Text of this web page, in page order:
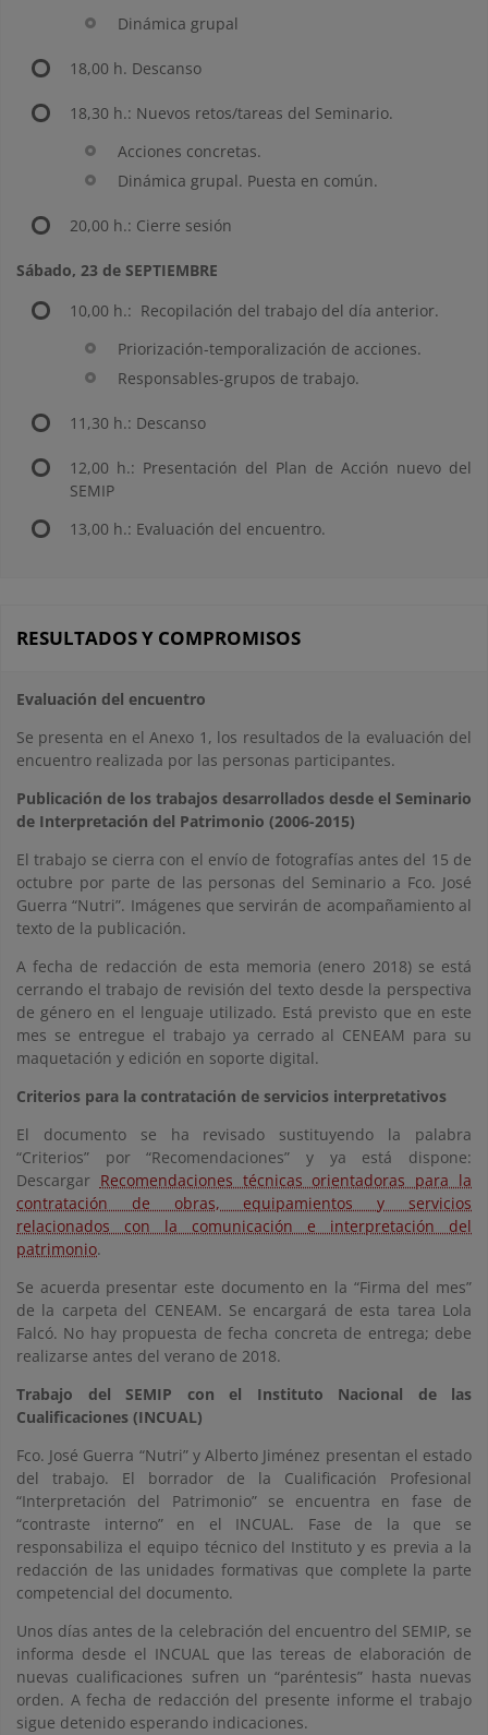
Dinámica grupal
18,00 h. Descanso
18,30 h.: Nuevos retos/tareas del Seminario.
Acciones concretas.
Dinámica grupal. Puesta en común.
20,00 h.: Cierre sesión
Sábado, 23 de SEPTIEMBRE
10,00 h.: Recopilación del trabajo del día anterior.
Priorización-temporalización de acciones.
Responsables-grupos de trabajo.
11,30 h.: Descanso
12,00 h.: Presentación del Plan de Acción nuevo del
SEMIP
13,00 h.: Evaluación del encuentro.
RESULTADOS Y COMPROMISOS
Evaluación del encuentro
Se presenta en el Anexo 1, los resultados de la evaluación del
encuentro realizada por las personas participantes.
Publicación de los trabajos desarrollados desde el Seminario
de Interpretación del Patrimonio (2006-2015)
El trabajo se cierra con el envío de fotografías antes del 15 de
octubre por parte de las personas del Seminario a Fco. José
Guerra “Nutri”. Imágenes que servirán de acompañamiento al
texto de la publicación.
A fecha de redacción de esta memoria (enero 2018) se está
cerrando el trabajo de revisión del texto desde la perspectiva
de género en el lenguaje utilizado. Está previsto que en este
mes se entregue el trabajo ya cerrado al CENEAM para su
maquetación y edición en soporte digital.
Criterios para la contratación de servicios interpretativos
El documento se ha revisado sustituyendo la palabra
“Criterios” por “Recomendaciones” y ya está dispone:
Descargar Recomendaciones técnicas orientadoras para la
contratación de obras, equipamientos y servicios
relacionados con la comunicación e interpretación del
patrimonio.
Se acuerda presentar este documento en la “Firma del mes”
de la carpeta del CENEAM. Se encargará de esta tarea Lola
Falcó. No hay propuesta de fecha concreta de entrega; debe
realizarse antes del verano de 2018.
Trabajo del SEMIP con el Instituto Nacional de las
Cualificaciones (INCUAL)
Fco. José Guerra “Nutri” y Alberto Jiménez presentan el estado
del trabajo. El borrador de la Cualificación Profesional
“Interpretación del Patrimonio” se encuentra en fase de
“contraste interno” en el INCUAL. Fase de la que se
responsabiliza el equipo técnico del Instituto y es previa a la
redacción de las unidades formativas que complete la parte
competencial del documento.
Unos días antes de la celebración del encuentro del SEMIP, se
informa desde el INCUAL que las tereas de elaboración de
nuevas cualificaciones sufren un “paréntesis” hasta nuevas
orden. A fecha de redacción del presente informe el trabajo
sigue detenido esperando indicaciones.